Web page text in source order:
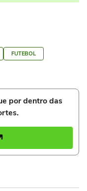
FUTEBOL
por dentro das